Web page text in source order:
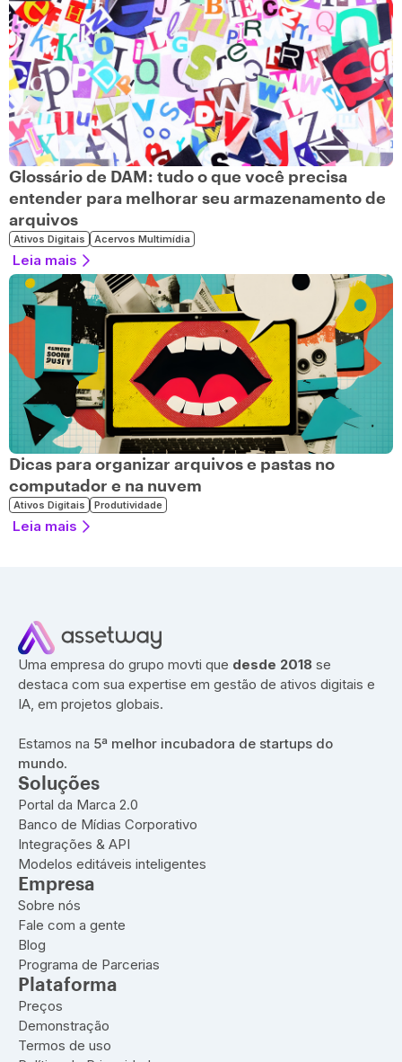
Glossário de DAM: tudo o que você precisa
entender para melhorar seu armazenamento de
arquivos
Ativos Digitais Acervos Multimídia
Leia mais
Dicas para organizar arquivos e pastas no
computador e na nuvem
Ativos Digitais Produtividade
Leia mais
Uma empresa do grupo movti que desde 2018 se
destaca com sua expertise em gestão de ativos digitais e
IA, em projetos globais.
Estamos na 5ª melhor incubadora de startups do
mundo.
Soluções
Portal da Marca 2.0
Banco de Mídias Corporativo
Integrações & API
Modelos editáveis inteligentes
Empresa
Sobre nós
Fale com a gente
Blog
Programa de Parcerias
Plataforma
Preços
Demonstração
Termos de uso